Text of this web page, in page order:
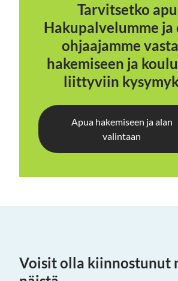
Tarvitsetko
Hakupalvelumme
ohjaajamme
hakemiseen ja
liittyviin
Apua hakemiseen ja alan
valintaan
Voisit olla kiinnostunut